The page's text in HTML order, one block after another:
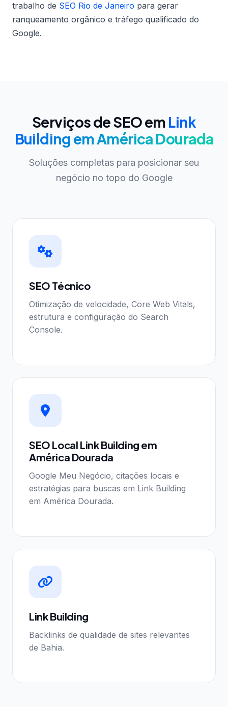
trabalho de SEO Rio de Janeiro para gerar
ranqueamento orgânico e tráfego qualificado do
Google.
Serviços de SEO em Link
Building em América Dourada
Soluções completas para posicionar seu
negócio no topo do Google
SEO Técnico
Otimização de velocidade, Core Web Vitals,
estrutura e configuração do Search
Console.
SEO Local Link Building em
América Dourada
Google Meu Negócio, citações locais e
estratégias para buscas em Link Building
em América Dourada.
Link Building
Backlinks de qualidade de sites relevantes
de Bahia.